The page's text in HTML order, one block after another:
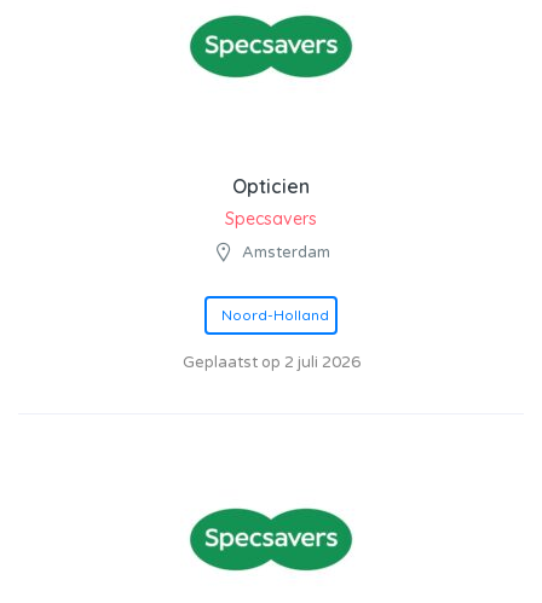
Opticien
Specsavers
Amsterdam
Noord-Holland
Geplaatst op 2 juli 2026